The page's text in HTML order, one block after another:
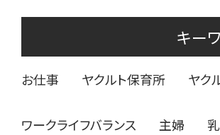
キー
お仕事 ヤクルト保育所 ヤク
ワークライフバランス 主婦